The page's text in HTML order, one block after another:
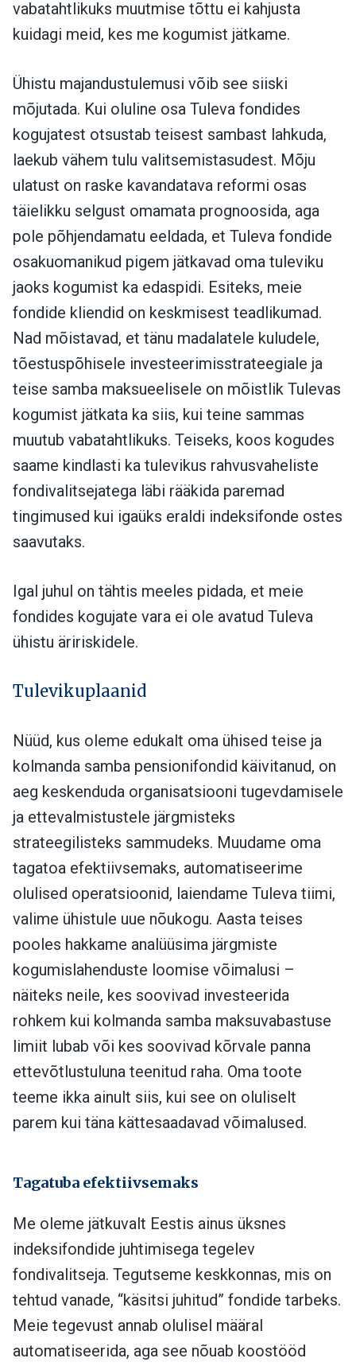
vabatahtlikuks muutmise tõttu ei kahjusta
kuidagi meid, kes me kogumist jätkame.
Ühistu majandustulemusi võib see siiski
mõjutada. Kui oluline osa Tuleva fondides
kogujatest otsustab teisest sambast lahkuda,
laekub vähem tulu valitsemistasudest. Mõju
ulatust on raske kavandatava reformi osas
täielikku selgust omamata prognoosida, aga
pole põhjendamatu eeldada, et Tuleva fondide
osakuomanikud pigem jätkavad oma tuleviku
jaoks kogumist ka edaspidi. Esiteks, meie
fondide kliendid on keskmisest teadlikumad.
Nad mõistavad, et tänu madalatele kuludele,
tõestuspõhisele investeerimisstrateegiale ja
teise samba maksueelisele on mõistlik Tulevas
kogumist jätkata ka siis, kui teine sammas
muutub vabatahtlikuks. Teiseks, koos kogudes
saame kindlasti ka tulevikus rahvusvaheliste
fondivalitsejatega läbi rääkida paremad
tingimused kui igaüks eraldi indeksifonde ostes
saavutaks.
Igal juhul on tähtis meeles pidada, et meie
fondides kogujate vara ei ole avatud Tuleva
ühistu äririskidele.
Tulevikuplaanid
Nüüd, kus oleme edukalt oma ühised teise ja
kolmanda samba pensionifondid käivitanud, on
aeg keskenduda organisatsiooni tugevdamisele
ja ettevalmistustele järgmisteks
strateegilisteks sammudeks. Muudame oma
tagatoa efektiivsemaks, automatiseerime
olulised operatsioonid, laiendame Tuleva tiimi,
valime ühistule uue nõukogu. Aasta teises
pooles hakkame analüüsima järgmiste
kogumislahenduste loomise võimalusi –
näiteks neile, kes soovivad investeerida
rohkem kui kolmanda samba maksuvabastuse
limiit lubab või kes soovivad kõrvale panna
ettevõtlustuluna teenitud raha. Oma toote
teeme ikka ainult siis, kui see on oluliselt
parem kui täna kättesaadavad võimalused.
Tagatuba efektiivsemaks
Me oleme jätkuvalt Eestis ainus üksnes
indeksifondide juhtimisega tegelev
fondivalitseja. Tegutseme keskkonnas, mis on
tehtud vanade, “käsitsi juhitud” fondide tarbeks.
Meie tegevust annab olulisel määral
automatiseerida, aga see nõuab koostööd